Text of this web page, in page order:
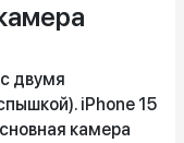
двумя
iPhone 15
камера